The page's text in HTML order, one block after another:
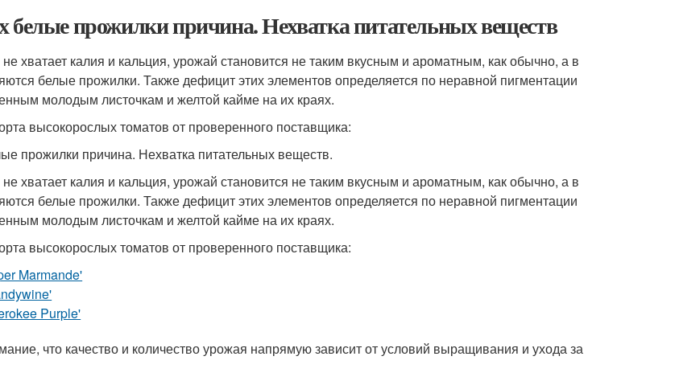
белые прожилки причина. Нехватка питательных веществ
хватает калия и кальция, урожай становится не таким вкусным и ароматным, как обычно, а в
белые прожилки. Также дефицит этих элементов определяется по неравной пигментации
молодым листочкам и желтой кайме на их краях.
высокорослых томатов от проверенного поставщика:
прожилки причина. Нехватка питательных веществ.
хватает калия и кальция, урожай становится не таким вкусным и ароматным, как обычно, а в
белые прожилки. Также дефицит этих элементов определяется по неравной пигментации
молодым листочкам и желтой кайме на их краях.
высокорослых томатов от проверенного поставщика:
Marmande'
Purple'
что качество и количество урожая напрямую зависит от условий выращивания и ухода за